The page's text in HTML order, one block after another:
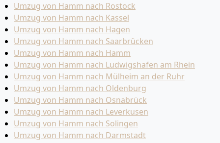
Umzug von Hamm nach Rostock
Umzug von Hamm nach Kassel
Umzug von Hamm nach Hagen
Umzug von Hamm nach Saarbrücken
Umzug von Hamm nach Hamm
Umzug von Hamm nach Ludwigshafen am Rhein
Umzug von Hamm nach Mülheim an der Ruhr
Umzug von Hamm nach Oldenburg
Umzug von Hamm nach Osnabrück
Umzug von Hamm nach Leverkusen
Umzug von Hamm nach Solingen
Umzug von Hamm nach Darmstadt